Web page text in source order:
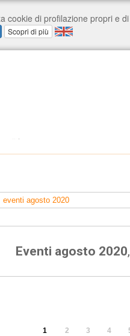
Eventi agosto 2020
1 2 3 4